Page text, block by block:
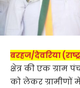
बरहज/देवरिया
क्षेत्र की एक ग्राम
को लेकर ग्रामीणों में